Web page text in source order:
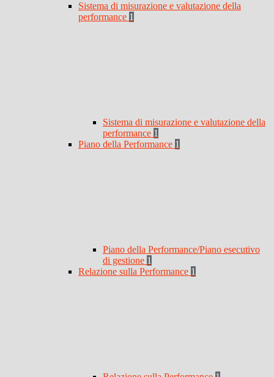
Sistema di misurazione e valutazione della
performance 1
Sistema di misurazione e valutazione della
performance 1
Piano della Performance 1
Piano della Performance/Piano esecutivo
di gestione 1
Relazione sulla Performance 1